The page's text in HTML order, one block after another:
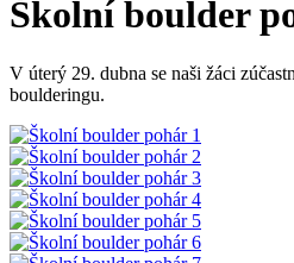
Školní boulder
V úterý 29. dubna se naši žáci
boulderingu.